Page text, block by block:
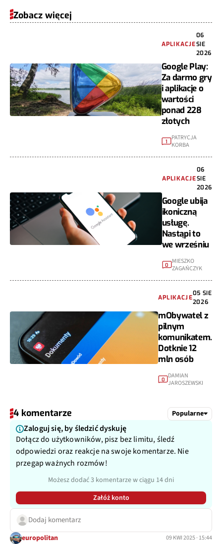
Zobacz więcej
APLIKACJE
06
SIE
2026
Google Play:
Za darmo gry
i aplikacje o
wartości
ponad 228
złotych
1
PATRYCJA
KORBA
APLIKACJE
06
SIE
2026
Google ubija
ikoniczną
usługę.
Nastąpi to
we wrześniu
0 MIESZKO
ZAGAŃCZYK
APLIKACJE
05 SIE
2026
mObywatel z
pilnym
komunikatem.
Dotknie 12
mln osób
0
DAMIAN
JAROSZEWSKI
4 komentarze Popularne
Zaloguj się, by śledzić dyskuję
Dołącz do użytkowników, pisz bez limitu, śledź
odpowiedzi oraz reakcje na swoje komentarze. Nie
przegap ważnych rozmów!
Możesz dodać 3 komentarze w ciągu 14 dni
Załóż konto
Dodaj komentarz
europolitan 09 KWI 2025 · 15:44